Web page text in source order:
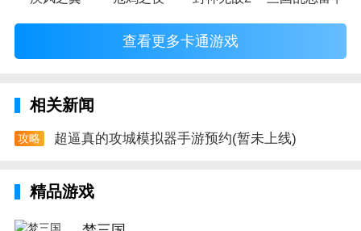
查看更多卡通游戏
相关新闻
攻略 超逼真的攻城模拟器手游预约(暂未上线)
精品游戏